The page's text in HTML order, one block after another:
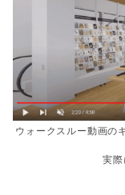
ウォークスルー動画の
実際